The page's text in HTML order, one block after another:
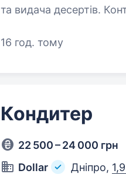
та видача десертів. Контроль свіжості продуктів. Чистота робочого місяця.
16 год. тому
Кондитер
22 500 – 24 000 грн
Dollar
Дніпро,